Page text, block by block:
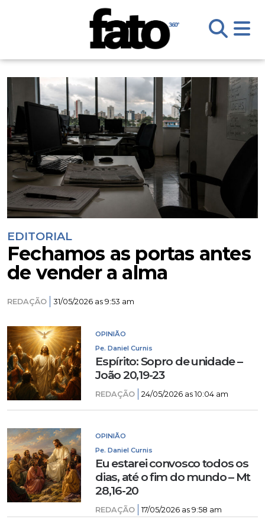
EDITORIAL
Fechamos as portas antes
de vender a alma
REDAÇÃO 31/05/2026 as 9:53 am
OPINIÃO
Pe. Daniel Curnis
Espírito: Sopro de unidade –
João 20,19-23
REDAÇÃO 24/05/2026 as 10:04 am
OPINIÃO
Pe. Daniel Curnis
Eu estarei convosco todos os
dias, até o fim do mundo – Mt
28,16-20
REDAÇÃO 17/05/2026 as 9:58 am